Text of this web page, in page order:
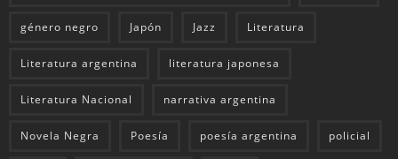
género negro Japón Jazz Literatura
Literatura argentina literatura japonesa
Literatura Nacional narrativa argentina
Novela Negra Poesía poesía argentina policial